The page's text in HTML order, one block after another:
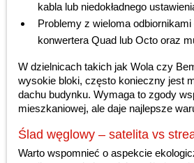
kabla lub niedokładnego
Problemy z wieloma
konwertera Quad lub Octo oraz
W dzielnicach takich jak Wola czy
wysokie bloki, często konieczny jest
dachu budynku. Wymaga to zgody
mieszkaniowej, ale daje najlepsze
Ślad węglowy – satelita vs
Warto wspomnieć o aspekcie